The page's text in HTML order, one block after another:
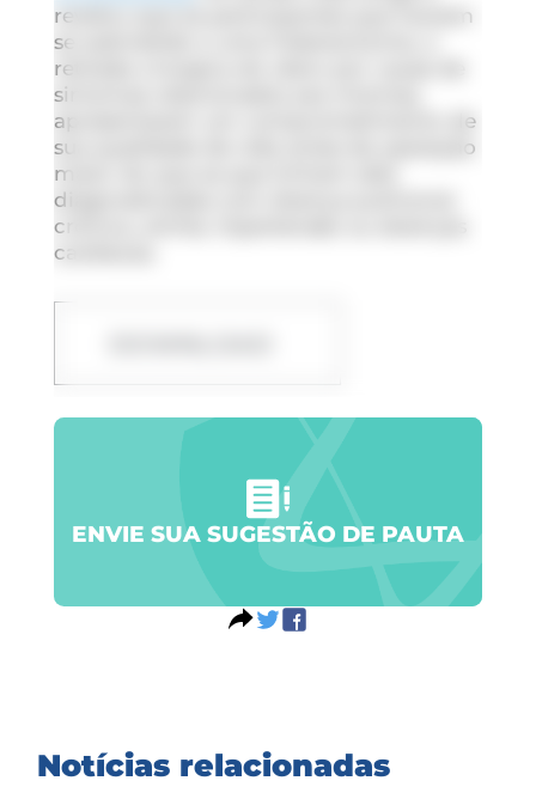
revelou que as participantes que haviam
se submetido a uma histerectomia, a
retirada cirúrgica do útero por causa de
sintomas relacionados aos miomas,
apresentaram um comprometimento de
sua qualidade de vida antes da operação
maior do que as que tinham sido
diagnosticadas com doença pulmonar
crônica, artrite, hipertensão ou doenças
cardíacas.
ENVIE SUA SUGESTÃO DE PAUTA
Notícias relacionadas